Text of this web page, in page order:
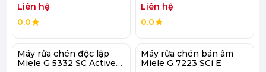
Liên hệ
0.0
Liên hệ
0.0
Máy rửa chén độc lập
Miele G 5332 SC Active
Máy rửa chén bán âm
Miele G 7223 SCi E